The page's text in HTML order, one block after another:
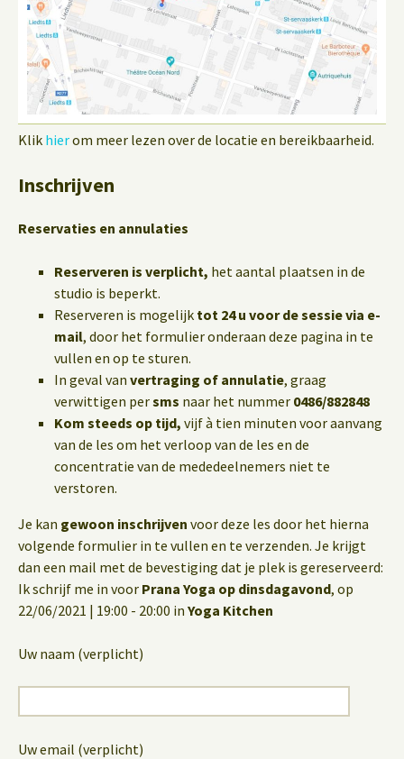
Klik hierom meer lezen over de locatie en bereikbaarheid.
Inschrijven
Reservaties en annulaties
Reserveren is verplicht, het aantal plaatsen in de
studio is beperkt.
Reserveren is mogelijk tot 24 u voor de sessie via e-
mail, door het formulier onderaan deze pagina in te
vullen en op te sturen.
In geval van vertraging of annulatie, graag
verwittigen persms naar het nummer 0486/882848
Kom steeds op tijd, vijf à tien minuten voor aanvang
van de les om het verloop van de les en de
concentratie van de mededeelnemers niet te
verstoren.
Je kan gewoon inschrijven voor deze les door het hierna
volgende formulier in te vullen en te verzenden. Je krijgt
dan een mail met de bevestiging dat je plek is gereserveerd:
Ik schrijf me in voor Prana Yoga op dinsdagavond, op
22/06/2021 | 19:00 - 20:00 in Yoga Kitchen
Uw naam (verplicht)
Uw email (verplicht)